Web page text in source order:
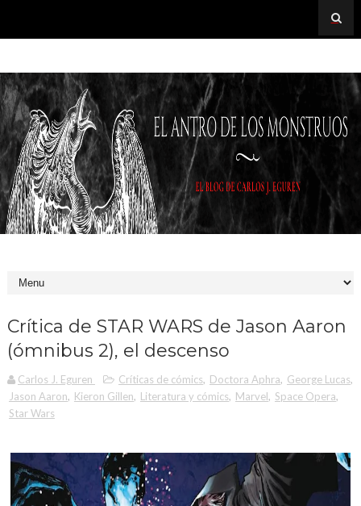
Crítica de STAR WARS de Jason Aaron
(ómnibus 2), el descenso
Carlos J. Eguren Críticas de cómics, Doctora Aphra, George Lucas,
Jason Aaron, Kieron Gillen, Literatura y cómics, Marvel, Space Opera,
Star Wars